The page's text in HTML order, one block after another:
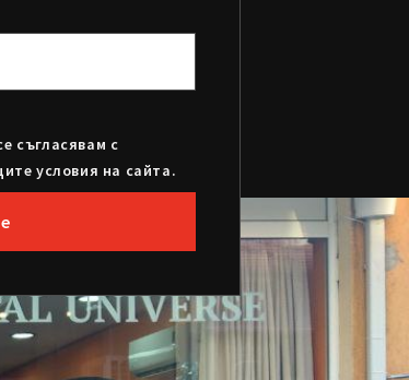
съгласявам с
условия на сайта.